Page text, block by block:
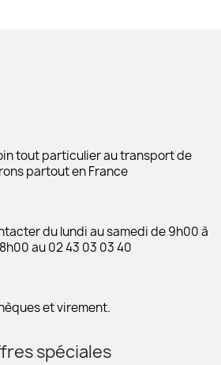
tout particulier au transport de
partout en France
du lundi au samedi de 9h00 à
au 02 43 03 03 40
et virement.
spéciales